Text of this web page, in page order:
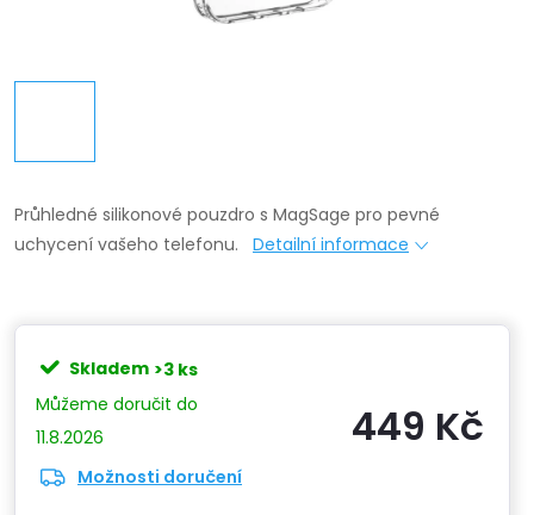
Průhledné silikonové pouzdro s MagSage pro pevné
uchycení vašeho telefonu.
Detailní informace
Skladem >3 ks
11.8.2026
Možnosti doručení
449 Kč